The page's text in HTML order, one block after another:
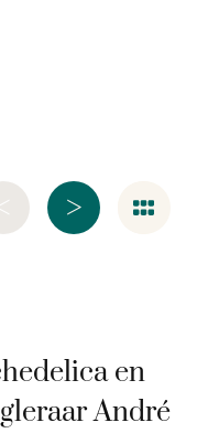
>
en
André